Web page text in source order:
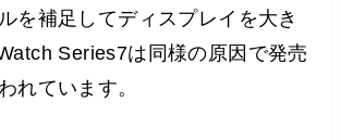
を補足してディスプレイを大き
Series7は同様の原因で発売
れています。